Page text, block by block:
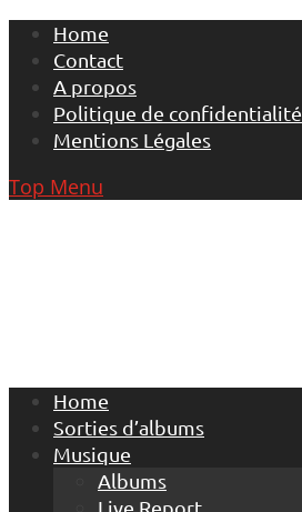
Skip
content
Home
Contact
A propos
Politique de confidentialité
Mentions Légales
Top Menu
Home
Sorties d’albums
Musique
Albums
Live Report